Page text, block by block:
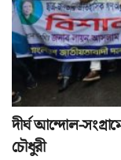
দীর্ঘ আন্দোল-
চৌধুরী